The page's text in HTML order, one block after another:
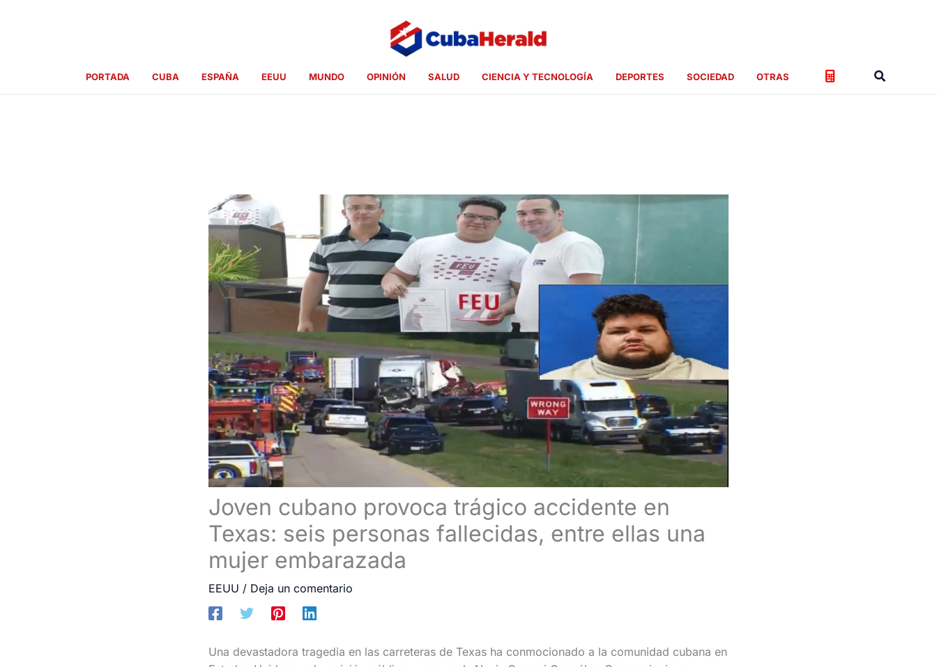
PORTADA CUBA ESPAÑA EEUU MUNDO OPINIÓN SALUD CIENCIA Y TECNOLOGÍA DEPORTES SOCIEDAD OTRAS Buscar
Joven cubano provoca trágico accidente en
Texas: seis personas fallecidas, entre ellas una
mujer embarazada
EEUU / Deja un comentario
Una devastadora tragedia en las carreteras de Texas ha conmocionado a la comunidad cubana en